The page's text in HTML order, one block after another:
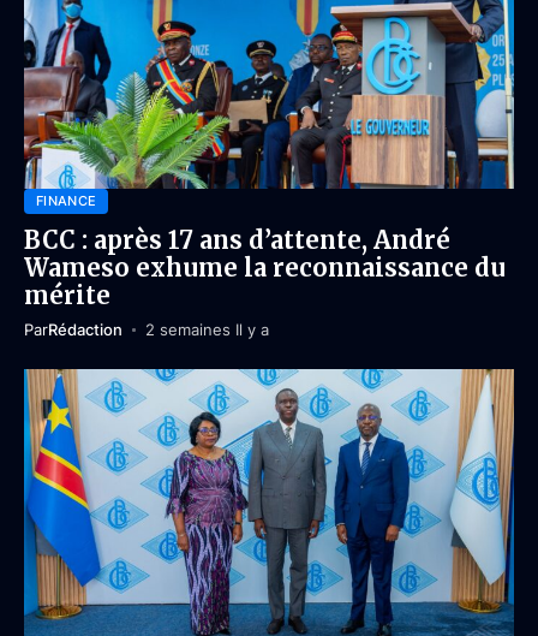
FINANCE
BCC : après 17 ans d’attente, André
Wameso exhume la reconnaissance du
mérite
ParRédaction 2 semaines Il y a